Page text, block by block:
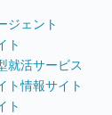
ジェント
ト
就活サービス
ト情報サイト
ト